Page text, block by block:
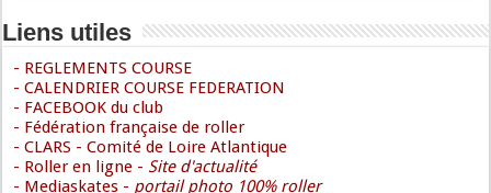
Liens utiles
- REGLEMENTS COURSE
- CALENDRIER COURSE FEDERATION
- FACEBOOK du club
- Fédération française de roller
- CLARS - Comité de Loire Atlantique
- Roller en ligne - Site d'actualité
- Mediaskates - portail photo 100% roller